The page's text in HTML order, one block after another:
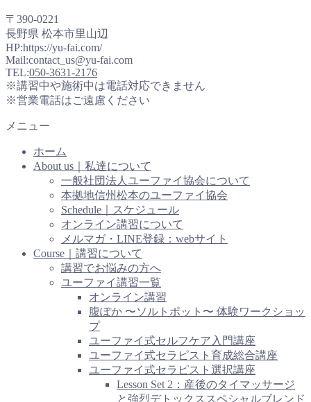
〒390-0221
長野県 松本市里山辺
HP:https://yu-fai.com/
Mail:contact_us@yu-fai.com
TEL:050-3631-2176
※講習中や施術中は電話対応できません
※営業電話はご遠慮ください
メニュー
ホーム
About us｜私達について
一般社団法人ユーファイ協会について
本拠地信州松本のユーファイ協会
Schedule｜スケジュール
オンライン講習について
メルマガ・LINE登録：webサイト
Course｜講習について
講習でお悩みの方へ
ユーファイ講習一覧
オンライン講習
腹ぽか 〜ソルトポット〜 体験ワークショッ
プ
ユーファイ式セルフケア入門講座
ユーファイ式セラピスト育成総合講座
ユーファイ式セラピスト選択講座
Lesson Set 2：産後のタイマッサージ
と強烈デトックススペシャルブレンド